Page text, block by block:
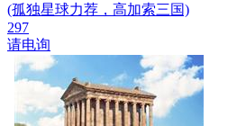
(孤独星球力荐，高加索三国)
297
请电询